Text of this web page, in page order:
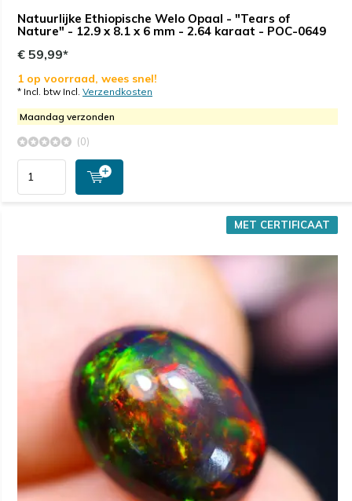
Natuurlijke Ethiopische Welo Opaal - "Tears of
Nature" - 12.9 x 8.1 x 6 mm - 2.64 karaat - POC-0649
€ 59,99*
1 op voorraad, wees snel!
* Incl. btw Incl. Verzendkosten
Maandag verzonden
(0)
MET CERTIFICAAT